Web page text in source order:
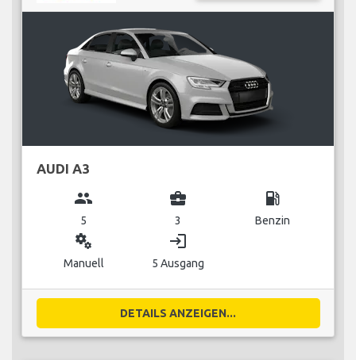
AUDI A3
group
5
business_center
3
local_gas_station
Benzin
miscellaneous_services
Manuell
login
5 Ausgang
DETAILS ANZEIGEN...